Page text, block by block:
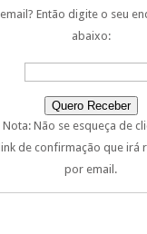
email? Então digite o seu
abaixo:
Nota: Não se esqueça de
link de confirmação que irá
por email.